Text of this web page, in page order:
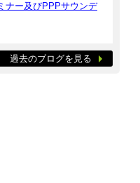
ナー及びPPPサウンデ
過去のブログを見る